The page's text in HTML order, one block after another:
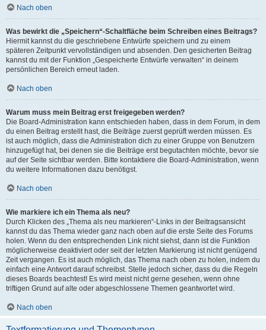
Nach oben
Was bewirkt die „Speichern“-Schaltfläche beim Schreiben eines Beitrags?
Hiermit kannst du die geschriebene Entwürfe speichern und zu einem
späteren Zeitpunkt vervollständigen und absenden. Den gesicherten Beitrag
kannst du mit der Funktion „Gespeicherte Entwürfe verwalten“ in deinem
persönlichen Bereich erneut laden.
Nach oben
Warum muss mein Beitrag erst freigegeben werden?
Die Board-Administration kann entschieden haben, dass in dem Forum, in dem
du einen Beitrag erstellt hast, die Beiträge zuerst geprüft werden müssen. Es
ist auch möglich, dass die Administration dich zu einer Gruppe von Benutzern
hinzugefügt hat, bei denen sie die Beiträge erst begutachten möchte, bevor sie
auf der Seite sichtbar werden. Bitte kontaktiere die Board-Administration, wenn
du weitere Informationen dazu benötigst.
Nach oben
Wie markiere ich ein Thema als neu?
Durch Klicken des „Thema als neu markieren“-Links in der Beitragsansicht
kannst du das Thema wieder ganz nach oben auf die erste Seite des Forums
holen. Wenn du den entsprechenden Link nicht siehst, dann ist die Funktion
möglicherweise deaktiviert oder seit der letzten Markierung ist nicht genügend
Zeit vergangen. Es ist auch möglich, das Thema nach oben zu holen, indem du
einfach eine Antwort darauf schreibst. Stelle jedoch sicher, dass du die Regeln
dieses Boards beachtest! Es wird meist nicht gerne gesehen, wenn ohne
triftigen Grund auf alte oder abgeschlossene Themen geantwortet wird.
Nach oben